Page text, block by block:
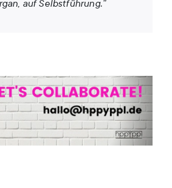
auf Selbstführung.”